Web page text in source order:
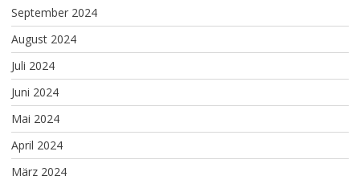
September 2024
August 2024
Juli 2024
Juni 2024
Mai 2024
April 2024
März 2024